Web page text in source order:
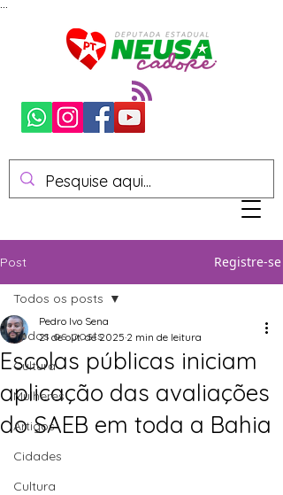
Post Registre-se
Todos os posts
Cultura
Mulheres
Artigos
Cidades
Cultura
Todos os posts
Escolas públicas iniciam
aplicação das avaliações
do SAEB em toda a Bahia
Pedro Ivo Sena
21 de out. de 2025 2 min de leitura